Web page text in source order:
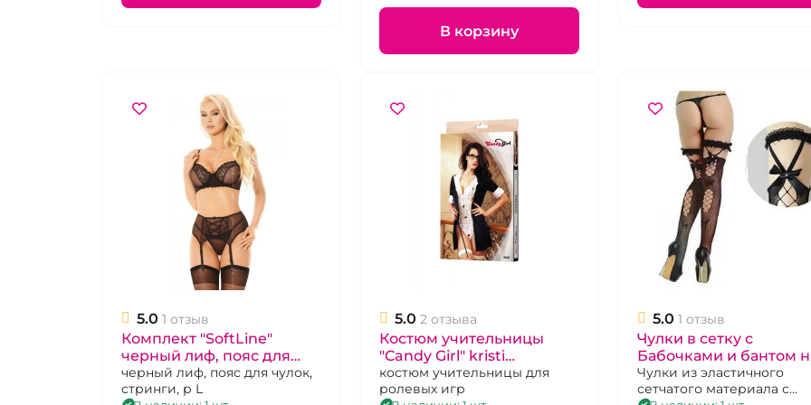
В корзину
5.0 1 отзыв
Комплект "SoftLine"
черный лиф, пояс для
чулок, стринги размер L
черный лиф, пояс для чулок,
стринги, р L
5.0 2 отзыва
Костюм учительницы
"Candy Girl" kristi
(боди,чулки,халат, очки,
указка), OS
костюм учительницы для
ролевых игр
5.0 1 отзыв
Чулки в сетку с
Бабочками и бантом
резинке "Красавица" с
подвязкой
Чулки из эластичного
сетчатого материала с